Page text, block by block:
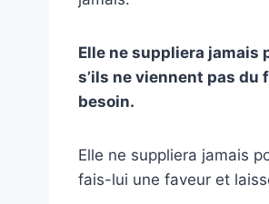
Elle ne suppliera jamais
s’ils ne viennent pas du
besoin.
Elle ne suppliera jamais
fais-lui une faveur et